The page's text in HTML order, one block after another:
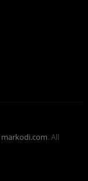
markodi.com. All